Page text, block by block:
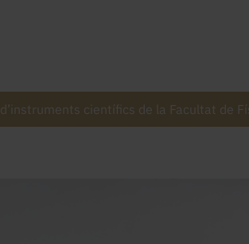
d’instruments científics de la Facultat de